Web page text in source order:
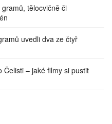
tělocvičně či
uvedli dva ze čtyř
Čelisti – jaké filmy si pustit